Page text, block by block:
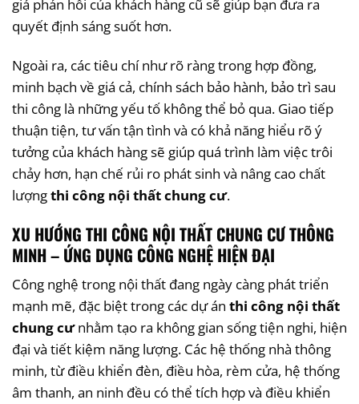
giá phản hồi của khách hàng cũ sẽ giúp bạn đưa ra
quyết định sáng suốt hơn.
Ngoài ra, các tiêu chí như rõ ràng trong hợp đồng,
minh bạch về giá cả, chính sách bảo hành, bảo trì sau
thi công là những yếu tố không thể bỏ qua. Giao tiếp
thuận tiện, tư vấn tận tình và có khả năng hiểu rõ ý
tưởng của khách hàng sẽ giúp quá trình làm việc trôi
chảy hơn, hạn chế rủi ro phát sinh và nâng cao chất
lượngthi công nội thất chung cư.
XU HƯỚNG THI CÔNG NỘI THẤT CHUNG CƯ THÔNG
MINH – ỨNG DỤNG CÔNG NGHỆ HIỆN ĐẠI
Công nghệ trong nội thất đang ngày càng phát triển
mạnh mẽ, đặc biệt trong các dự án thi công nội thất
chung cưnhằm tạo ra không gian sống tiện nghi, hiện
đại và tiết kiệm năng lượng. Các hệ thống nhà thông
minh, từ điều khiển đèn, điều hòa, rèm cửa, hệ thống
âm thanh, an ninh đều có thể tích hợp và điều khiển